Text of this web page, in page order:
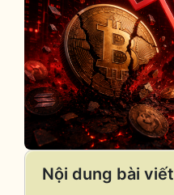
Nội dung bài viết